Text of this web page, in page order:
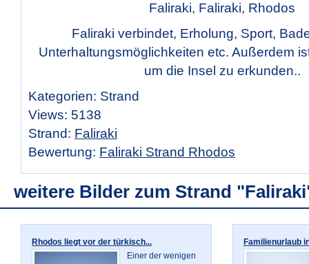
Faliraki, Faliraki, Rhodos
Faliraki verbindet, Erholung, Sport,
Unterhaltungsmöglichkeiten etc. Außerdem
um die Insel zu erkunden..
Kategorien: Strand
Views: 5138
Strand: Faliraki
Bewertung: Faliraki Strand Rhodos
weitere Bilder zum Strand
Rhodos liegt vor der türkisch...
Einer der wenigen
Familienurlaub